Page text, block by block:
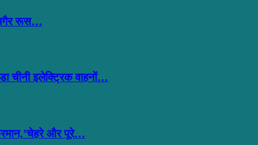
बगैर रूस…
चीनी इलेक्ट्रिक वाहनों…
और पूरे…